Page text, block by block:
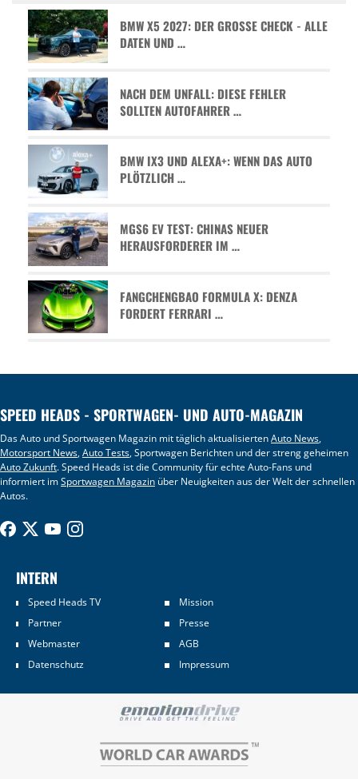
BMW X5 2027: DER GROSSE CHECK - ALLE D
ATEN UND …
NACH DEM UNFALL: DIESE FEHLER
SOLLTEN AUTOFAHRER …
BMW IX3 UND ALEXA+: WENN DAS AUTO
PLÖTZLICH …
MGS6 EV TEST: CHINAS NEUER
HERAUSFORDERER IM …
FANGCHENGBAO FORMULA X: DENZA
FORDERT FERRARI …
SPEED HEADS - SPORTWAGEN- UND AUTO-MAGAZIN
Das Auto und Sportwagen Magazin mit täglich aktualisiertenAuto News,
Motorsport News,Auto Tests, Sportwagen Berichten und der streng geheimen
Auto Zukunft. Speed Heads ist die Community für echte Auto-Fans und
informiert imSportwagen Magazin über Neuigkeiten aus der Welt der schnellen
Autos.
INTERN
Speed Heads TV
Mission
Partner
Presse
Webmaster
AGB
Datenschutz
Impressum